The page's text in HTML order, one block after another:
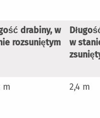
drabiny, w
rozsuniętym
w
m 2,4 m